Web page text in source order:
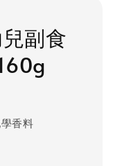
副食
香料